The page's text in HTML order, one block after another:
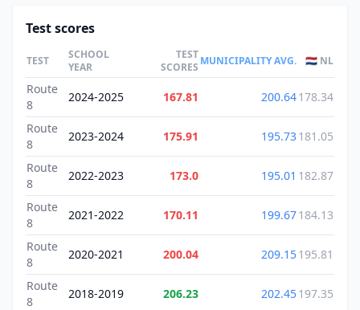
Test scores
TEST
SCHOOL
YEAR
TEST
SCORES MUNICIPALITY AVG. 🇳🇱 NL
Route
8
2024-2025 167.81 200.64178.34
Route
8
2023-2024 175.91 195.73181.05
Route
8
2022-2023 173.0 195.01 182.87
Route
8
2021-2022 170.11 199.67184.13
Route
8
2020-2021 200.04 209.15195.81
Route
8
2018-2019 206.23 202.45197.35